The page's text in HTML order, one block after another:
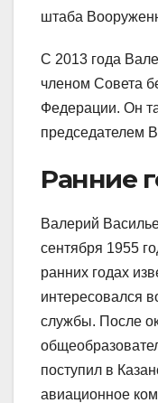
штаба
С 2013 года
членом Совета
Федерации. Он
председателем
Ранние
Валерий
сентября 1955
ранних годах
интересовался
службы. После
поступил в
авиационное